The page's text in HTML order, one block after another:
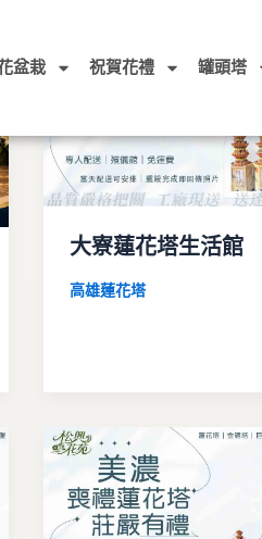
盆栽 祝賀花禮 罐頭塔
大寮蓮花塔生活館
高雄蓮花塔